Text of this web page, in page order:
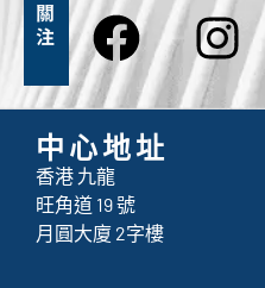
關
注
中心地址
香港 九龍
旺角道 19 號
月圓大廈 2字樓